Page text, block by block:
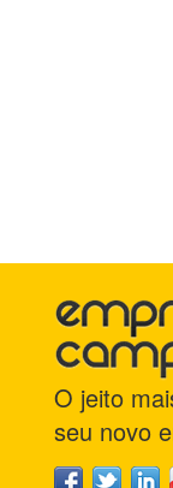
O jeito
seu novo